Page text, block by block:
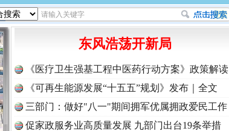
东风浩荡开新局
《医疗卫生强基工程中医药行动方案》政策解读
《可再生能源发展“十五五”规划》发布｜全文
三部门：做好"八一"期间拥军优属拥政爱民工作
促家政服务业高质量发展 九部门出台19条举措